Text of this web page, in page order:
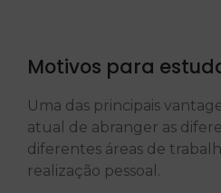
Motivos para
Uma das principais
atual de abranger as
diferentes áreas de
realização pessoal.